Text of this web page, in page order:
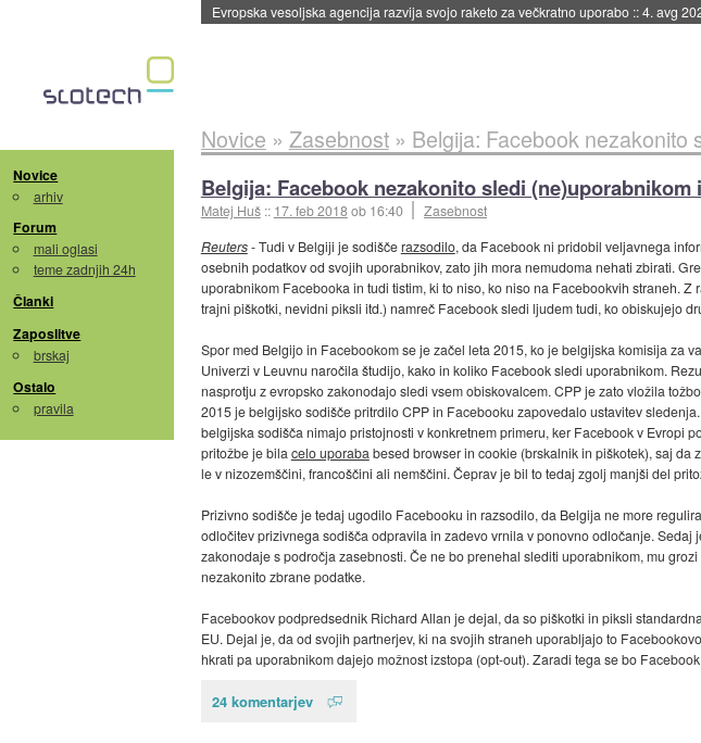
Evropska vesoljska agencija razvija svojo raketo za večkratno uporabo ::4. avg
Novice
arhiv
Forum
mali oglasi
teme zadnjih 24h
Članki
Zaposlitve
brskaj
Ostalo
pravila
Novice » Zasebnost» Belgija: Facebook
Belgija: Facebook nezakonito sledi
Matej Huš :: 17. feb 2018ob 16:40
Zasebnost
Reuters- Tudi v Belgiji je sodiščerazsodilo, da Facebook ni pridobil veljavnega
osebnih podatkov od svojih uporabnikov, zato jih mora nemudoma nehati zbirati.
uporabnikom Facebooka in tudi tistim, ki to niso, ko niso na Facebookvih straneh. Z
trajni piškotki, nevidni piksli itd.) namreč Facebook sledi ljudem tudi, ko obiskujejo
Spor med Belgijo in Facebookom se je začel leta 2015, ko je belgijska komisija za
Univerzi v Leuvnu naročila študijo, kako in koliko Facebook sledi uporabnikom.
nasprotju z evropsko zakonodajo sledi vsem obiskovalcem. CPP je zato vložila
2015 je belgijsko sodišče pritrdilo CPP in Facebooku zapovedalo ustavitev
belgijska sodišča nimajo pristojnosti v konkretnem primeru, ker Facebook v Evropi
pritožbe je bila celo uporaba besed browser in cookie (brskalnik in piškotek), saj da
le v nizozemščini, francoščini ali nemščini. Čeprav je bil to tedaj zgolj manjši del
Prizivno sodišče je tedaj ugodilo Facebooku in razsodilo, da Belgija ne more
odločitev prizivnega sodišča odpravila in zadevo vrnila v ponovno odločanje.
zakonodaje s področja zasebnosti. Če ne bo prenehal slediti uporabnikom, mu
nezakonito zbrane podatke.
Facebookov podpredsednik Richard Allan je dejal, da so piškotki in piksli
EU. Dejal je, da od svojih partnerjev, ki na svojih straneh uporabljajo to
hkrati pa uporabnikom dajejo možnost izstopa (opt-out). Zaradi tega se bo
24 komentarjev